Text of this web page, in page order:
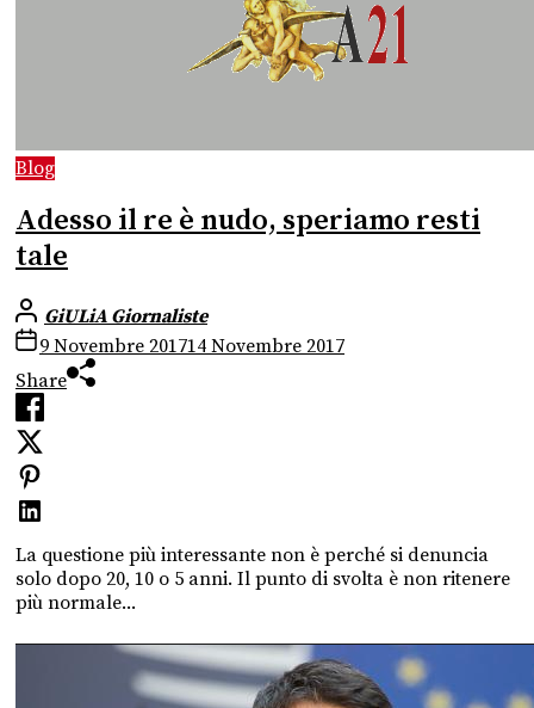
Blog
Adesso il re è nudo, speriamo resti
tale
GiULiA Giornaliste
9 Novembre 201714 Novembre 2017
Share
La questione più interessante non è perché si denuncia
solo dopo 20, 10 o 5 anni. Il punto di svolta è non ritenere
più normale...